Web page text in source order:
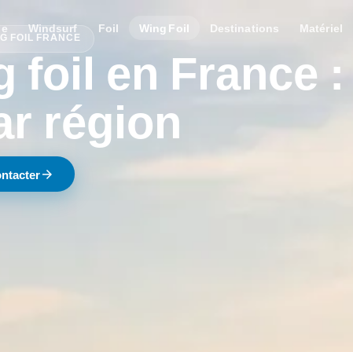
Windsurf Foil Wing Foil Destinations Matériel
FOIL FRANCE
foil en France :
région
arrow_forward